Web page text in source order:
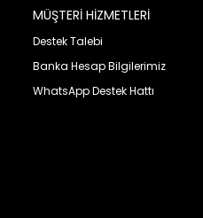
MÜŞTERİ HİZMETLERİ
Destek Talebi
Banka Hesap Bilgilerimiz
WhatsApp Destek Hattı